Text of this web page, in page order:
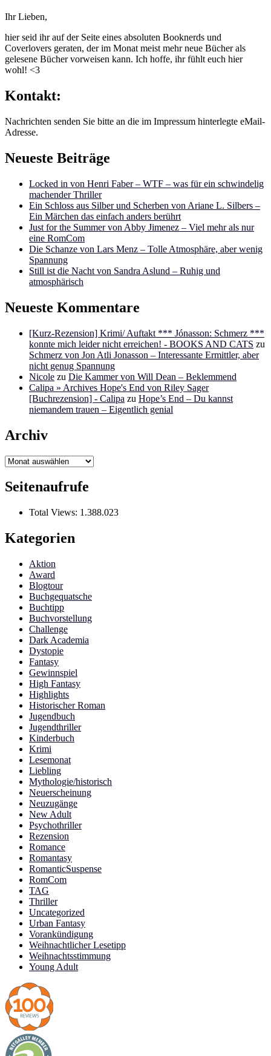
Ihr Lieben,
hier seid ihr auf der Seite eines absoluten Booknerds und
Coverlovers geraten, der im Monat meist mehr neue Bücher als
gelesene Bücher vorweisen kann. Ich hoffe, ihr fühlt euch hier
wohl! <3
Kontakt:
Nachrichten senden Sie bitte an die im Impressum hinterlegte eMail-
Adresse.
Neueste Beiträge
Locked in von Henri Faber – WTF – was für ein schwindelig
machender Thriller
Ein Schloss aus Silber und Scherben von Ariane L. Silbers –
Ein Märchen das einfach anders berührt
Just for the Summer von Abby Jimenez – Viel mehr als nur
eine RomCom
Die Schanze von Lars Menz – Tolle Atmosphäre, aber wenig
Spannung
Still ist die Nacht von Sandra Aslund – Ruhig und
atmosphärisch
Neueste Kommentare
[Kurz-Rezension] Krimi/ Auftakt *** Jónasson: Schmerz ***
konnte mich leider nicht erreichen! - BOOKS AND CATS zu
Schmerz von Jon Atli Jonasson – Interessante Ermittler, aber
nicht genug Spannung
Nicole zu Die Kammer von Will Dean – Beklemmend
Calipa » Archives Hope's End von Riley Sager
[Buchrezension] - Calipa zu Hope’s End – Du kannst
niemandem trauen – Eigentlich genial
Archiv
Archiv
Seitenaufrufe
Total Views: 1.388.023
Kategorien
Aktion
Award
Blogtour
Buchgequatsche
Buchtipp
Buchvorstellung
Challenge
Dark Academia
Dystopie
Fantasy
Gewinnspiel
High Fantasy
Highlights
Historischer Roman
Jugendbuch
Jugendthriller
Kinderbuch
Krimi
Lesemonat
Liebling
Mythologie/historisch
Neuerscheinung
Neuzugänge
New Adult
Psychothriller
Rezension
Romance
Romantasy
RomanticSuspense
RomCom
TAG
Thriller
Uncategorized
Urban Fantasy
Vorankündigung
Weihnachtlicher Lesetipp
Weihnachtsstimmung
Young Adult